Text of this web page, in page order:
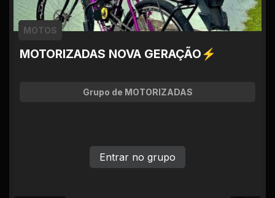
MOTORIZADAS NOVA GERAÇÃO⚡
MOTOS
Grupo de MOTORIZADAS
Entrar no grupo